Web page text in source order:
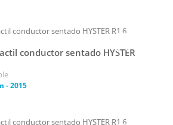
conductor sentado HYSTER
-2015